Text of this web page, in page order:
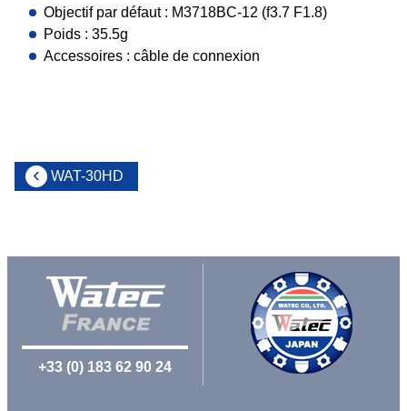
Objectif par défaut : M3718BC-12 (f3.7 F1.8)
Poids : 35.5g
Accessoires : câble de connexion
WAT-30HD
+33 (0) 183 62 90 24